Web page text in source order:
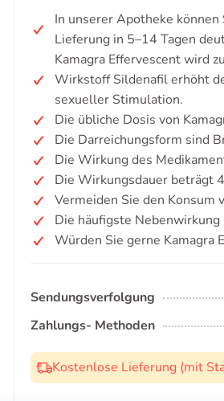
In unserer Apotheke
Lieferung in 5–14 Tagen
Kamagra Effervescent wird
Wirkstoff Sildenafil erhöht
sexueller Stimulation.
Die übliche Dosis von
Die Darreichungsform sind
Die Wirkung des
Die Wirkungsdauer beträgt
Vermeiden Sie den Konsum
Die häufigste Nebenwirkung
Würden Sie gerne Kamagra
Sendungsverfolgung
Zahlungs- Methoden
Kostenlose Lieferung (mit